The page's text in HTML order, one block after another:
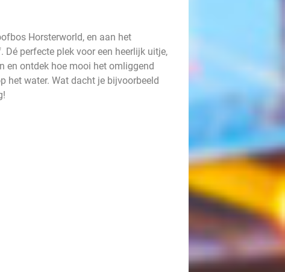
Horsterworld, en aan het
Dé perfecte plek voor een heerlijk uitje,
en ontdek hoe mooi het omliggend
het water. Wat dacht je bijvoorbeeld